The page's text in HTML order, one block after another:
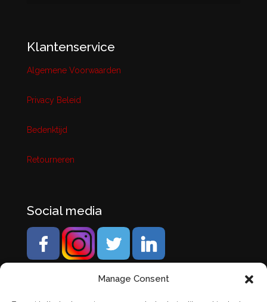
Manage Consent
Klantenservice
Algemene Voorwaarden
Privacy Beleid
Bedenktijd
Retourneren
Social media